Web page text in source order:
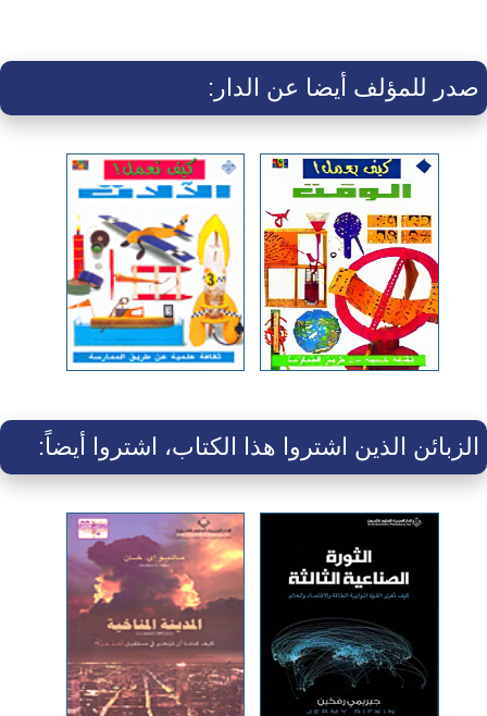
صدر للمؤلف أيضا عن الدار:
الزبائن الذين اشتروا هذا الكتاب، اشتروا أيضاً: